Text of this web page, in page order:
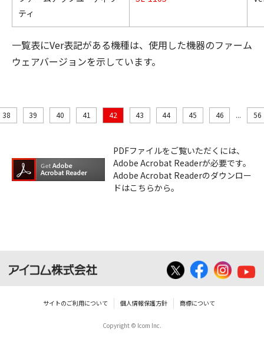
ティ
一覧表にVer表記がある機種は、使用した機器のファーム
ウェアバージョンを示しています。
38 39 40 41 42 43 44 45 46 ... 56
PDFファイルをご覧いただくには、
Adobe Acrobat Readerが必要です。
Adobe Acrobat Readerのダウンロー
ドはこちらから。
サイトのご利用について 個人情報保護方針 商標について
Copyright © Icom Inc.